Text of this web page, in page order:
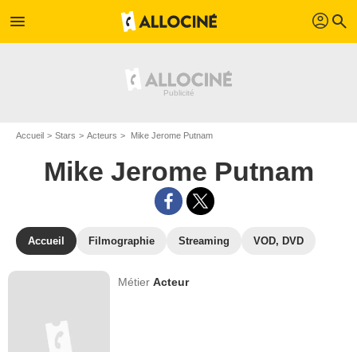
menu profil search
Accueil Stars Acteurs Mike Jerome Putnam
Mike Jerome Putnam
Accueil Filmographie Streaming VOD, DVD
MétierActeur